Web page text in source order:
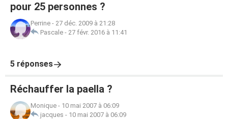
pour 25 personnes ?
Perrine - 27 déc. 2009 à 21:28
Pascale - 27 févr. 2016 à 11:41
5 réponses
Réchauffer la paella ?
Monique - 10 mai 2007 à 06:09
jacques - 10 mai 2007 à 06:09